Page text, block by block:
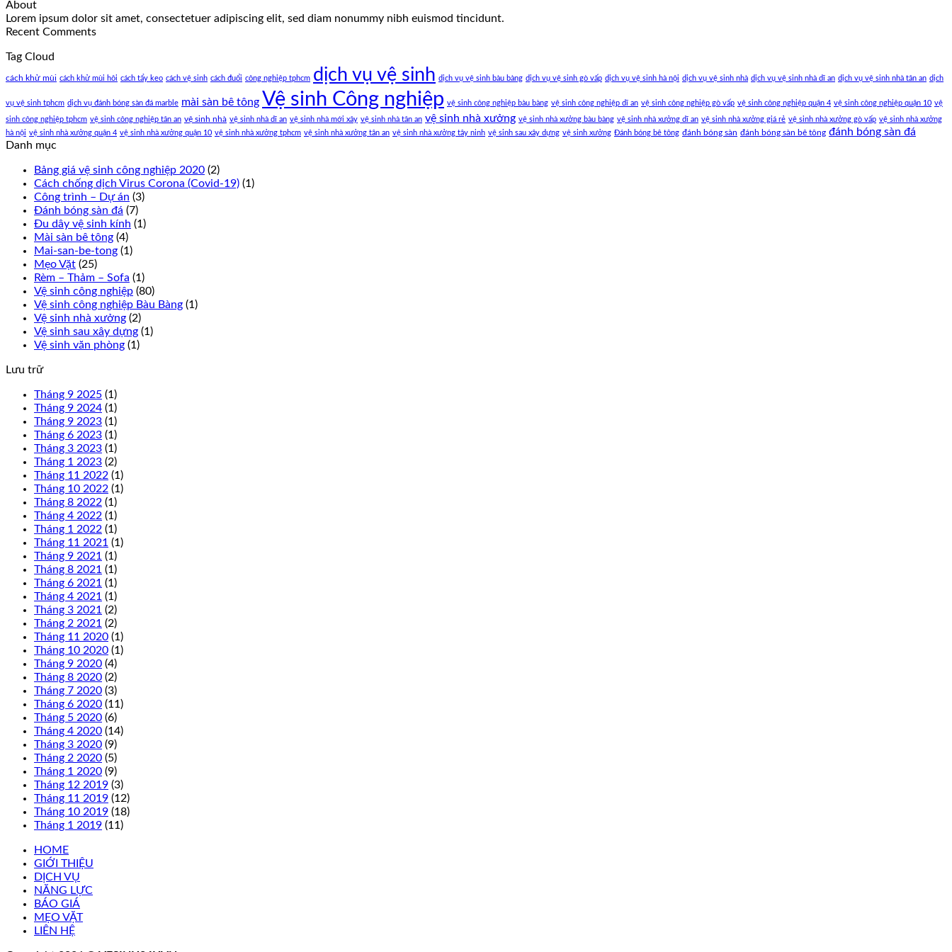
About
Lorem ipsum dolor sit amet, consectetuer adipiscing elit, sed diam nonummy nibh euismod tincidunt.
Recent Comments
Tag Cloud
cách khử mùi cách khử mùi hôi cách tẩy keo cách vệ sinh cách đuổi công nghiệp tphcm dịch vụ vệ sinh dịch vụ vệ sinh bàu bàng dịch vụ vệ sinh gò vấp dịch vụ vệ sinh hà nội dịch vụ vệ sinh nhà dịch vụ vệ sinh nhà dĩ an dịch vụ vệ sinh nhà tân an dịch
vụ vệ sinh tphcm dịch vụ đánh bóng sàn đá marble mài sàn bê tông Vệ sinh Công nghiệp vệ sinh công nghiệp bàu bàng vệ sinh công nghiệp dĩ an vệ sinh công nghiệp gò vấp vệ sinh công nghiệp quận 4 vệ sinh công nghiệp quận 10 vệ
sinh công nghiệp tphcm vệ sinh công nghiệp tân an vệ sinh nhà vệ sinh nhà dĩ an vệ sinh nhà mới xây vệ sinh nhà tân an vệ sinh nhà xưởng vệ sinh nhà xưởng bàu bàng vệ sinh nhà xưởng dĩ an vệ sinh nhà xưởng giá rẻ vệ sinh nhà xưởng gò vấp vệ sinh nhà xưởng
hà nội vệ sinh nhà xưởng quận 4 vệ sinh nhà xưởng quận 10 vệ sinh nhà xưởng tphcm vệ sinh nhà xưởng tân an vệ sinh nhà xưởng tây ninh vệ sinh sau xây dựng vệ sinh xưởng Đánh bóng bê tông đánh bóng sàn đánh bóng sàn bê tông đánh bóng sàn đá
Danh mục
Bảng giá vệ sinh công nghiệp 2020 (2)
Cách chống dịch Virus Corona (Covid-19) (1)
Công trình – Dự án (3)
Đánh bóng sàn đá (7)
Đu dây vệ sinh kính (1)
Mài sàn bê tông (4)
Mai-san-be-tong (1)
Mẹo Vặt (25)
Rèm – Thảm – Sofa (1)
Vệ sinh công nghiệp (80)
Vệ sinh công nghiệp Bàu Bàng (1)
Vệ sinh nhà xưởng (2)
Vệ sinh sau xây dựng (1)
Vệ sinh văn phòng (1)
Lưu trữ
Tháng 9 2025 (1)
Tháng 9 2024 (1)
Tháng 9 2023 (1)
Tháng 6 2023 (1)
Tháng 3 2023 (1)
Tháng 1 2023 (2)
Tháng 11 2022 (1)
Tháng 10 2022 (1)
Tháng 8 2022 (1)
Tháng 4 2022 (1)
Tháng 1 2022 (1)
Tháng 11 2021 (1)
Tháng 9 2021 (1)
Tháng 8 2021 (1)
Tháng 6 2021 (1)
Tháng 4 2021 (1)
Tháng 3 2021 (2)
Tháng 2 2021 (2)
Tháng 11 2020 (1)
Tháng 10 2020 (1)
Tháng 9 2020 (4)
Tháng 8 2020 (2)
Tháng 7 2020 (3)
Tháng 6 2020 (11)
Tháng 5 2020 (6)
Tháng 4 2020 (14)
Tháng 3 2020 (9)
Tháng 2 2020 (5)
Tháng 1 2020 (9)
Tháng 12 2019 (3)
Tháng 11 2019 (12)
Tháng 10 2019 (18)
Tháng 1 2019 (11)
HOME
GIỚI THIỆU
DỊCH VỤ
NĂNG LỰC
BÁO GIÁ
MẸO VẶT
LIÊN HỆ